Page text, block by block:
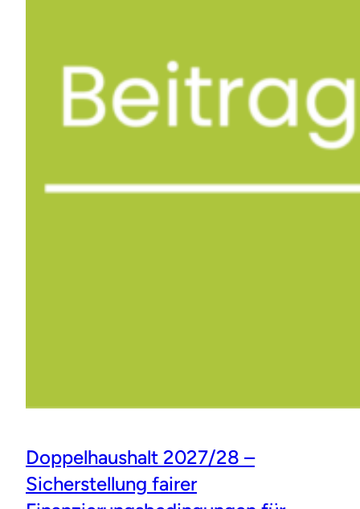
Doppelhaushalt 2027/28 –
Sicherstellung fairer